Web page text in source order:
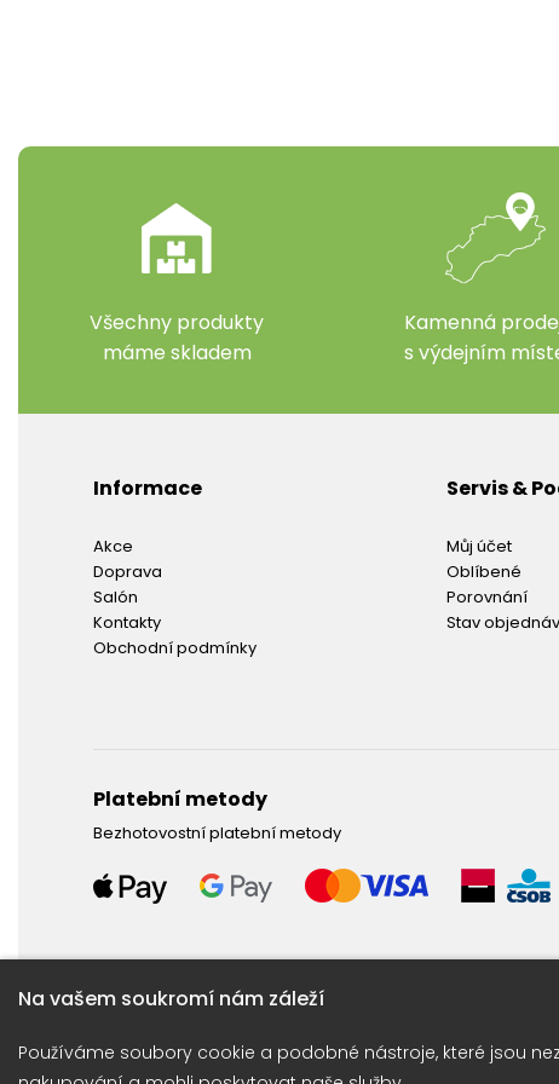
Všechny produkty
máme skladem
Kamenná
s výdejním
Informace
Akce
Doprava
Salón
Kontakty
Obchodní podmínky
Servis &
Můj účet
Oblíbené
Porovnání
Stav
Platební metody
Bezhotovostní platební metody
Obraťte se na naší linku: +420 774 675 615
Na vašem soukromí nám záleží
Používáme soubory cookie a podobné nástroje, které jsou